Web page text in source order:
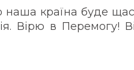
країна буде
Вірю в Перемогу!